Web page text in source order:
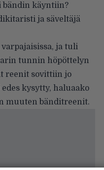
bändin käyntiin?
ja säveltäjä
ja tuli
tunnin höpöttelyn
reenit sovittiin jo
kysytty, haluaako
muuten bänditreenit.